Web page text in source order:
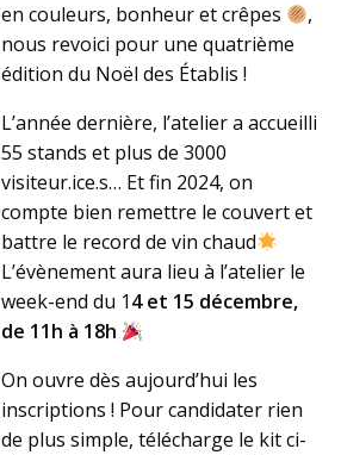
en couleurs, bonheur et crêpes
,
nous revoici pour une quatrième
édition du Noël des Établis !
L’année dernière, l’atelier a accueilli
55 stands et plus de 3000
visiteur.ice.s… Et fin 2024, on
compte bien remettre le couvert et
battre le record de vin chaud
L’évènement aura lieu à l’atelier le
week-end du 14 et 15 décembre,
de 11h à 18h
On ouvre dès aujourd’hui les
inscriptions ! Pour candidater rien
de plus simple, télécharge le kit ci-